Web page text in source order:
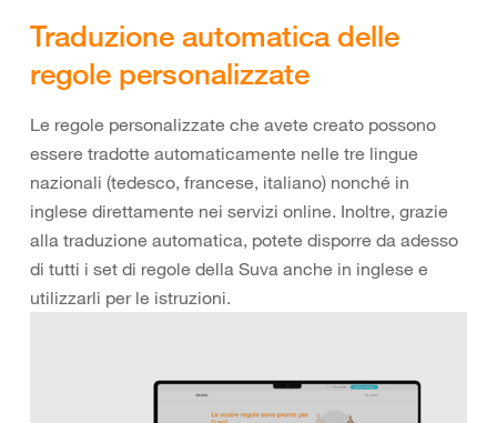
Traduzione automatica delle
regole personalizzate
Le regole personalizzate che avete creato possono
essere tradotte automaticamente nelle tre lingue
nazionali (tedesco, francese, italiano) nonché in
inglese direttamente nei servizi online. Inoltre, grazie
alla traduzione automatica, potete disporre da adesso
di tutti i set di regole della Suva anche in inglese e
utilizzarli per le istruzioni.